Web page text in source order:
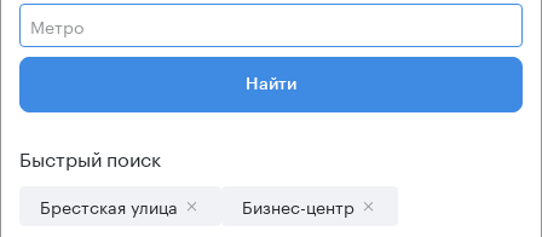
Метро
Найти
Быстрый поиск
Брестская улица Бизнес-центр